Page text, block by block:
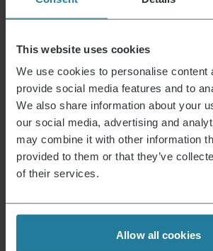
This website uses cookies
We use cookies to personalise content
provide social media features and to
We also share information about your
our social media, advertising and
may combine it with other information
provided to them or that they’ve
of their services.
Allow all cookies
Actualités et
Inscris-toi maintenant et
Adresse e-mail
S'inscrire